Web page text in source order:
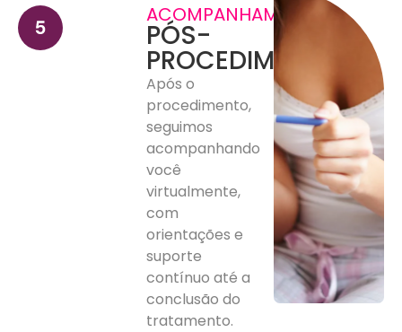
ACOMPANHAMENTO
PÓS-
PROCEDIMENTO
Após o
procedimento,
seguimos
acompanhando
você
virtualmente,
com
orientações e
suporte
contínuo até a
conclusão do
tratamento.